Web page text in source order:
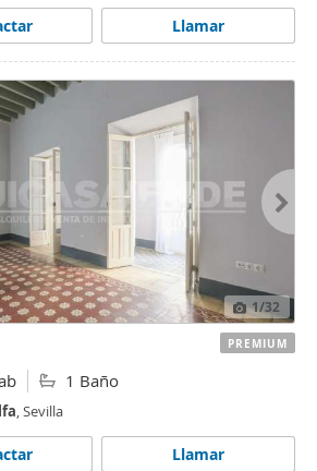
Llamar
1/32
1 Baño
, Sevilla
Llamar
PREMIUM